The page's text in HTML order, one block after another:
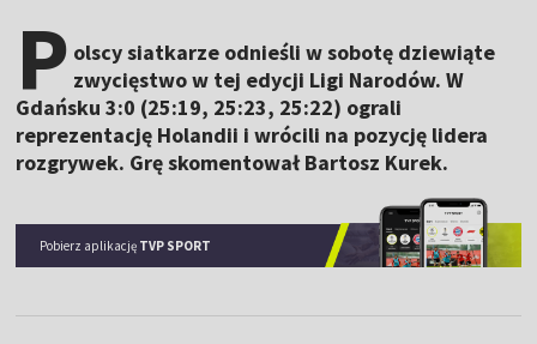
P olscy siatkarze odnieśli w sobotę dziewiąte
zwycięstwo w tej edycji Ligi Narodów. W
Gdańsku 3:0 (25:19, 25:23, 25:22) ograli
reprezentację Holandii i wrócili na pozycję lidera
rozgrywek. Grę skomentował Bartosz Kurek.
Pobierz aplikację TVP SPORT